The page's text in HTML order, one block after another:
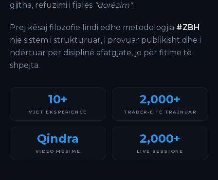
gjitha, refuzimi i fjalës "dorëzim".
Prej kësaj filozofie lindi edhe metodologjia #ZBH
një sistem i strukturuar, i provuar publikisht dhe i
ndërtuar për disiplinë afatgjate, jo për fitime të
shpejta.
10+
VJET EKSPERIENCË
2,000+
TRADER-Ë TË TRAJNUAR
Qindra
VIDEO MËSIME
2,000+
LIVE SESSIONE